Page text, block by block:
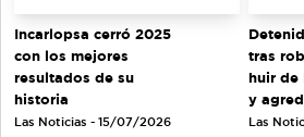
Incarlopsa cerró 2025
con los mejores
resultados de su
historia
Las Noticias - 15/07/2026
tras
huir de
y
Las